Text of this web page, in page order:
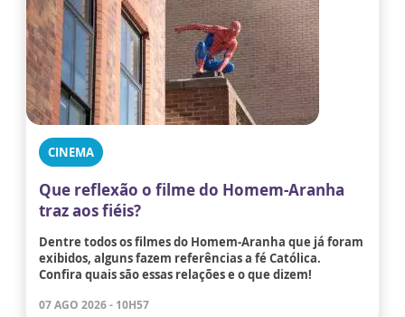
CINEMA
Que reflexão o filme do Homem-Aranha
traz aos fiéis?
Dentre todos os filmes do Homem-Aranha que já foram
exibidos, alguns fazem referências a fé Católica.
Confira quais são essas relações e o que dizem!
07 AGO 2026 - 10H57